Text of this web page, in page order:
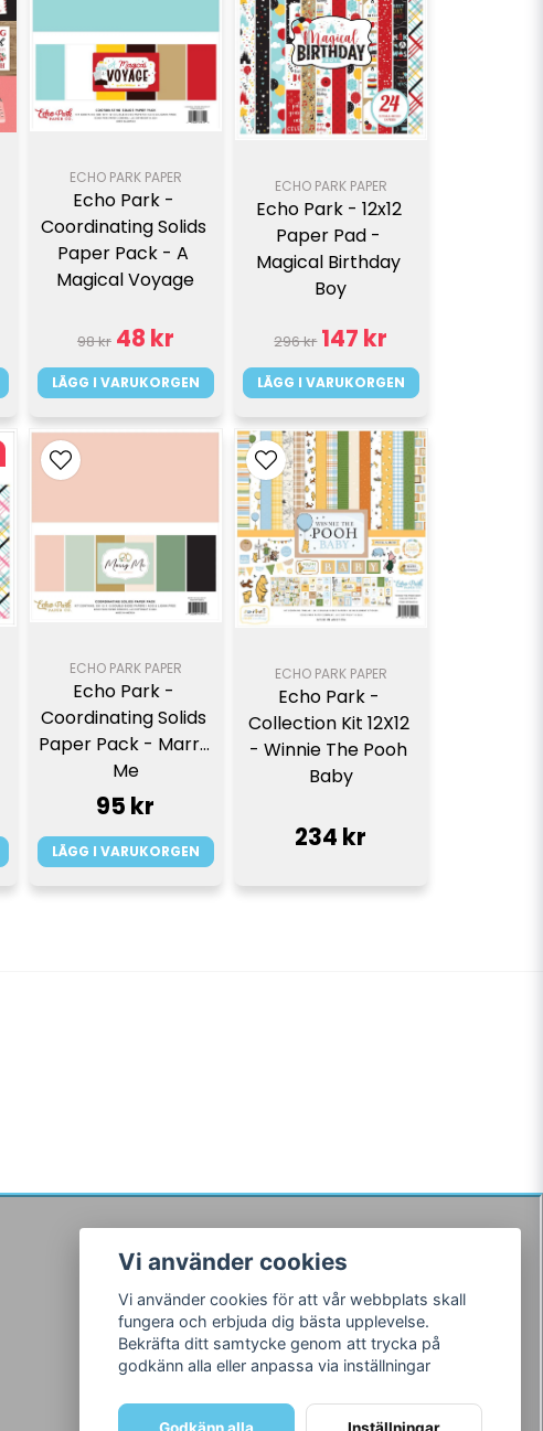
ECHO PARK PAPER
Echo Park -
Coordinating Solids
Paper Pack - A
Magical Voyage
98 kr 48 kr
LÄGG I VARUKORGEN
ECHO PARK PAPER
Echo Park - 12x12
Paper Pad -
Magical Birthday
Boy
296 kr 147 kr
LÄGG I VARUKORGEN
ECHO PARK PAPER
Echo Park -
Coordinating Solids
Paper Pack - Marry
Me
95 kr
LÄGG I VARUKORGEN
ECHO PARK PAPER
Echo Park -
Collection Kit 12X12
- Winnie The Pooh
Baby
234 kr
Följ oss
Facebook
Instagram
Vi använder cookies
Vi använder cookies för att vår webbplats skall
fungera och erbjuda dig bästa upplevelse.
Bekräfta ditt samtycke genom att trycka på
godkänn alla eller anpassa via inställningar